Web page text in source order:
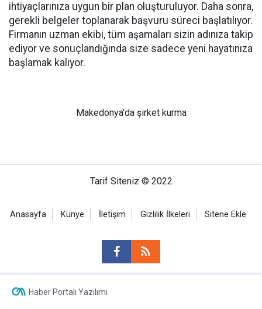
ihtiyaçlarınıza uygun bir plan oluşturuluyor. Daha sonra,
gerekli belgeler toplanarak başvuru süreci başlatılıyor.
Firmanın uzman ekibi, tüm aşamaları sizin adınıza takip
ediyor ve sonuçlandığında size sadece yeni hayatınıza
başlamak kalıyor.
Makedonya'da şirket kurma
Tarif Siteniz © 2022
Anasayfa Künye İletişim Gizlilik İlkeleri Sitene Ekle
Haber Portalı Yazılımı